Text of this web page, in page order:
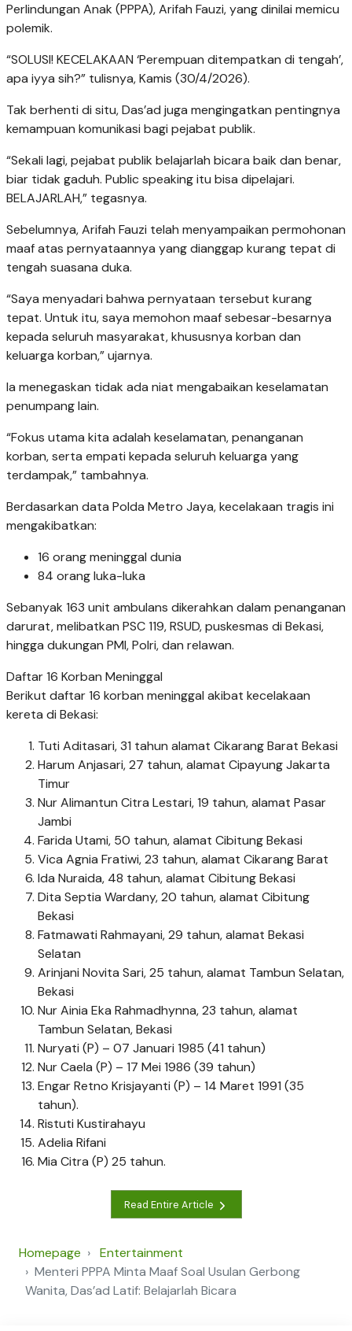
Perlindungan Anak (PPPA), Arifah Fauzi, yang dinilai memicu
polemik.
“SOLUSI! KECELAKAAN ‘Perempuan ditempatkan di tengah’,
apa iyya sih?” tulisnya, Kamis (30/4/2026).
Tak berhenti di situ, Das’ad juga mengingatkan pentingnya
kemampuan komunikasi bagi pejabat publik.
“Sekali lagi, pejabat publik belajarlah bicara baik dan benar,
biar tidak gaduh. Public speaking itu bisa dipelajari.
BELAJARLAH,” tegasnya.
Sebelumnya, Arifah Fauzi telah menyampaikan permohonan
maaf atas pernyataannya yang dianggap kurang tepat di
tengah suasana duka.
“Saya menyadari bahwa pernyataan tersebut kurang
tepat. Untuk itu, saya memohon maaf sebesar-besarnya
kepada seluruh masyarakat, khususnya korban dan
keluarga korban,” ujarnya.
Ia menegaskan tidak ada niat mengabaikan keselamatan
penumpang lain.
“Fokus utama kita adalah keselamatan, penanganan
korban, serta empati kepada seluruh keluarga yang
terdampak,” tambahnya.
Berdasarkan data Polda Metro Jaya, kecelakaan tragis ini
mengakibatkan:
16 orang meninggal dunia
84 orang luka-luka
Sebanyak 163 unit ambulans dikerahkan dalam penanganan
darurat, melibatkan PSC 119, RSUD, puskesmas di Bekasi,
hingga dukungan PMI, Polri, dan relawan.
Daftar 16 Korban Meninggal
Berikut daftar 16 korban meninggal akibat kecelakaan
kereta di Bekasi:
Tuti Aditasari, 31 tahun alamat Cikarang Barat Bekasi
Harum Anjasari, 27 tahun, alamat Cipayung Jakarta
Timur
Nur Alimantun Citra Lestari, 19 tahun, alamat Pasar
Jambi
Farida Utami, 50 tahun, alamat Cibitung Bekasi
Vica Agnia Fratiwi, 23 tahun, alamat Cikarang Barat
Ida Nuraida, 48 tahun, alamat Cibitung Bekasi
Dita Septia Wardany, 20 tahun, alamat Cibitung
Bekasi
Fatmawati Rahmayani, 29 tahun, alamat Bekasi
Selatan
Arinjani Novita Sari, 25 tahun, alamat Tambun Selatan,
Bekasi
Nur Ainia Eka Rahmadhynna, 23 tahun, alamat
Tambun Selatan, Bekasi
Nuryati (P) – 07 Januari 1985 (41 tahun)
Nur Caela (P) – 17 Mei 1986 (39 tahun)
Engar Retno Krisjayanti (P) – 14 Maret 1991 (35
tahun).
Ristuti Kustirahayu
Adelia Rifani
Mia Citra (P) 25 tahun.
Read Entire Article
Homepage
Entertainment
Menteri PPPA Minta Maaf Soal Usulan Gerbong
Wanita, Das’ad Latif: Belajarlah Bicara